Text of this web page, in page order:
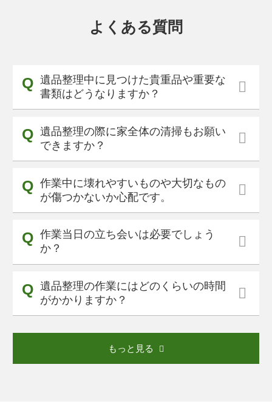
よくある質問
遺品整理中に見つけた貴重品や重要な
書類はどうなりますか？
遺品整理の際に家全体の清掃もお願い
できますか？
作業中に壊れやすいものや大切なもの
が傷つかないか心配です。
作業当日の立ち会いは必要でしょう
か？
遺品整理の作業にはどのくらいの時間
がかかりますか？
もっと見る